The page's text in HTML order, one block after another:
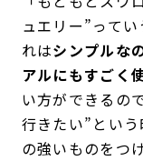
ュエリー”って
れはシンプルな
アルにもすごく
い方ができるの
行きたい”とい
の強いものをつ